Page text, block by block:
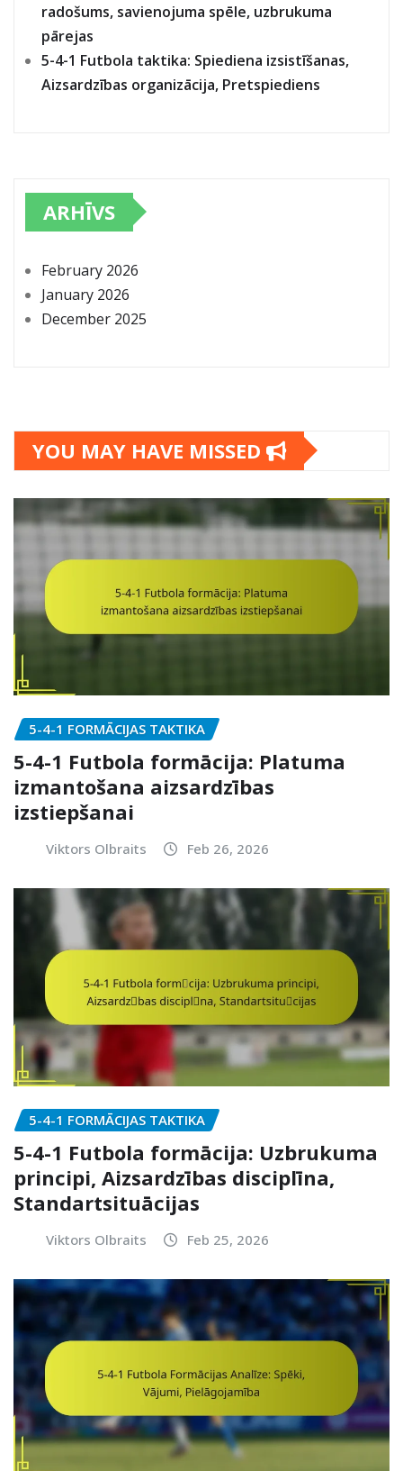
radošums, savienojuma spēle, uzbrukuma
pārejas
5-4-1 Futbola taktika: Spiediena izsistīšanas,
Aizsardzības organizācija, Pretspiediens
ARHĪVS
February 2026
January 2026
December 2025
YOU MAY HAVE MISSED
5-4-1 FORMĀCIJAS TAKTIKA
5-4-1 Futbola formācija: Platuma
izmantošana aizsardzības
izstiepšanai
Viktors Olbraits Feb 26, 2026
5-4-1 FORMĀCIJAS TAKTIKA
5-4-1 Futbola formācija: Uzbrukuma
principi, Aizsardzības disciplīna,
Standartsituācijas
Viktors Olbraits Feb 25, 2026